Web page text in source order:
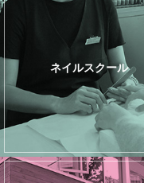
ネイルスクール